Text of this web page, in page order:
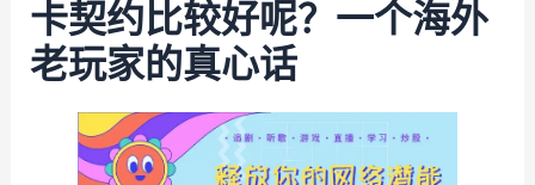
卡契约比较好呢？一个海外
老玩家的真心话